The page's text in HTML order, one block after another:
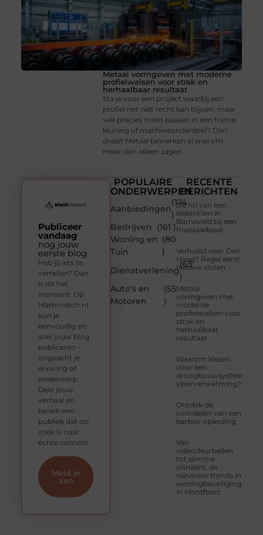
Metaal vormgeven met moderne
profielwalsen voor strak en
herhaalbaar resultaat
Sta je voor een project waarbij een
profiel net niet recht kan blijven, maar
wél precies moet passen in een frame,
leuning of machineonderdeel? Dan
draait Metaal bewerken al snel om
meer dan alleen zagen
POPULAIRE
ONDERWERPEN
Aanbiedingen
(174
)
Bedrijven
(161 )
Woning en
Tuin
(80
)
Dienstverlening
(65
)
Auto’s en
Motoren
(55
)
RECENTE
BERICHTEN
De rol van een
elektricien in
Barneveld bij een
thuislaadpaal
Verhuisd naar Den
Haag? Regel eerst
nieuwe sloten
Metaal
vormgeven met
moderne
profielwalsen voor
strak en
herhaalbaar
resultaat
Waarom kiezen
voor een
droogbouwsysteem
vloerverwarming?
Ontdek de
voordelen van een
barbier opleiding
Van
videodeurbellen
tot slimme
cilinders: de
nieuwste trends in
woningbeveiliging
in Montfoort
Publiceer
vandaag
nog jouw
eerste blog
Heb jij iets te
vertellen? Dan
is dit het
moment. Op
Mathmatch.nl
kun je
eenvoudig en
snel jouw blog
publiceren –
ongeacht je
ervaring of
onderwerp.
Deel jouw
verhaal en
bereik een
publiek dat op
zoek is naar
échte content.
Meld je
aan